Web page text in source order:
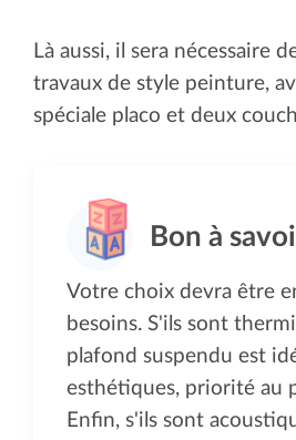
Là aussi, il sera nécessaire
travaux de style peinture,
spéciale placo et deux
Votre choix devra être
besoins. S'ils sont
plafond suspendu est
esthétiques, priorité au
Enfin, s'ils sont